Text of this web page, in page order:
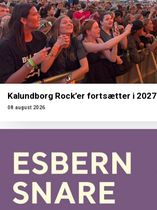
Kalundborg Rock’er fortsætter i 2027
08 august 2026